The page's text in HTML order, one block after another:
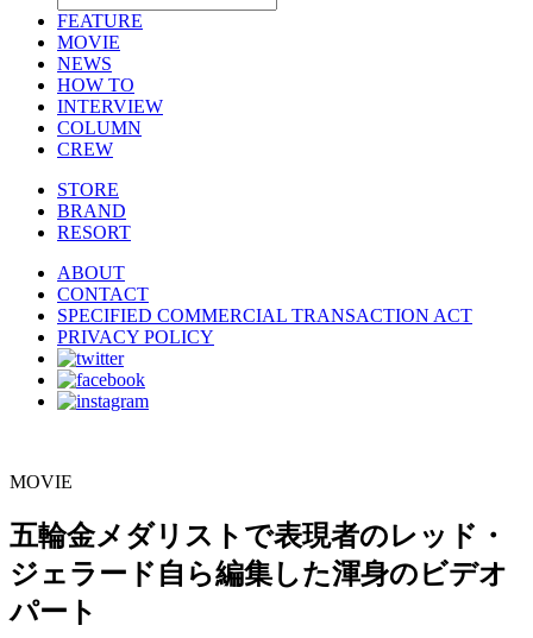
FEATURE
MOVIE
NEWS
HOW TO
INTERVIEW
COLUMN
CREW
STORE
BRAND
RESORT
ABOUT
CONTACT
SPECIFIED COMMERCIAL TRANSACTION ACT
PRIVACY POLICY
MOVIE
五輪金メダリストで表現者のレッド・
ジェラード自ら編集した渾身のビデオ
パート